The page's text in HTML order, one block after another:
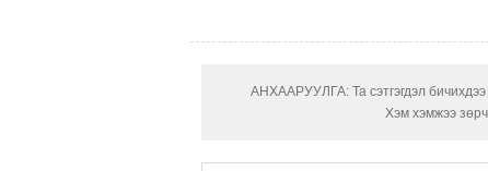
АНХААРУУЛГА: Та сэтгэгдэл бичихдээ
Хэм хэмжээ